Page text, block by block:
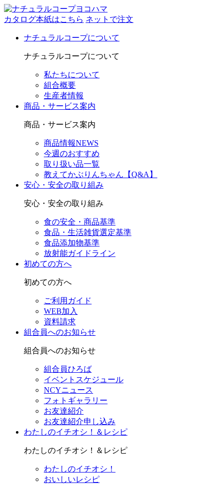
カタログ本紙はこちら ネットで注文
ナチュラルコープについて
ナチュラルコープについて
私たちについて
組合概要
生産者情報
商品・サービス案内
商品・サービス案内
商品情報NEWS
今週のおすすめ
取り扱い品一覧
教えてかぶりんちゃん【Q&A】
安心・安全の取り組み
安心・安全の取り組み
食の安全・商品基準
食品・生活雑貨選定基準
食品添加物基準
放射能ガイドライン
初めての方へ
初めての方へ
ご利用ガイド
WEB加入
資料請求
組合員へのお知らせ
組合員へのお知らせ
組合員ひろば
イベントスケジュール
NCYニュース
フォトギャラリー
お友達紹介
お友達紹介申し込み
わたしのイチオシ！＆レシピ
わたしのイチオシ！＆レシピ
わたしのイチオシ！
おいしいレシピ